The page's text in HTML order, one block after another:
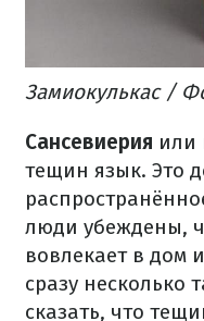
Замиокулькас /
Сансевиерия или
тещин язык. Это
люди убеждены,
вовлекает в дом
сразу несколько
сказать, что